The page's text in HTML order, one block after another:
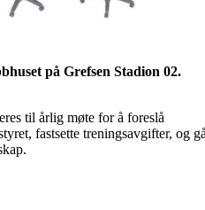
på Grefsen Stadion 02.
til årlig møte for å foreslå
fastsette treningsavgifter, og